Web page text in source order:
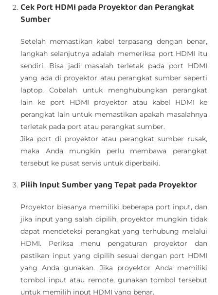
Cek Port HDMI pada Proyektor dan Perangkat
Sumber
Setelah memastikan kabel terpasang dengan benar,
langkah selanjutnya adalah memeriksa port HDMI itu
sendiri. Bisa jadi masalah terletak pada port HDMI
yang ada di proyektor atau perangkat sumber seperti
laptop. Cobalah untuk menghubungkan perangkat
lain ke port HDMI proyektor atau kabel HDMI ke
perangkat lain untuk memastikan apakah masalahnya
terletak pada port atau perangkat sumber.
Jika port di proyektor atau perangkat sumber rusak,
maka Anda mungkin perlu membawa perangkat
tersebut ke pusat servis untuk diperbaiki.
Pilih Input Sumber yang Tepat pada Proyektor
Proyektor biasanya memiliki beberapa port input, dan
jika input yang salah dipilih, proyektor mungkin tidak
dapat mendeteksi perangkat yang terhubung melalui
HDMI. Periksa menu pengaturan proyektor dan
pastikan input yang dipilih sesuai dengan port HDMI
yang Anda gunakan. Jika proyektor Anda memiliki
tombol input atau remote, gunakan tombol tersebut
untuk memilih input HDMI yang benar.